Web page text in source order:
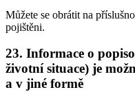
Můžete se obrátit na
pojištěni.
23. Informace o
životní situace) je
a v jiné formě